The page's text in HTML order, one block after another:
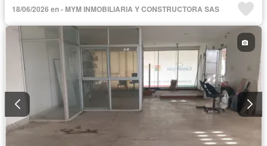
18/06/2026 en - MYM INMOBILIARIA Y CONSTRUCTORA SAS